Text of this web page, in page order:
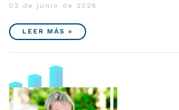
02 de junio de 2026
LEER MÁS »